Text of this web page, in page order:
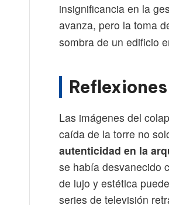
insignificancia en la
avanza, pero la toma
sombra de un edificio
Las imágenes del
caída de la torre no
autenticidad en la
se había desvanecido
de lujo y estética
series de televisión